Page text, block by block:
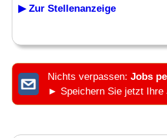
▶ Zur Stellenanzeige
Nichts verpassen: Jobs
► Speichern Sie jetzt Ihre